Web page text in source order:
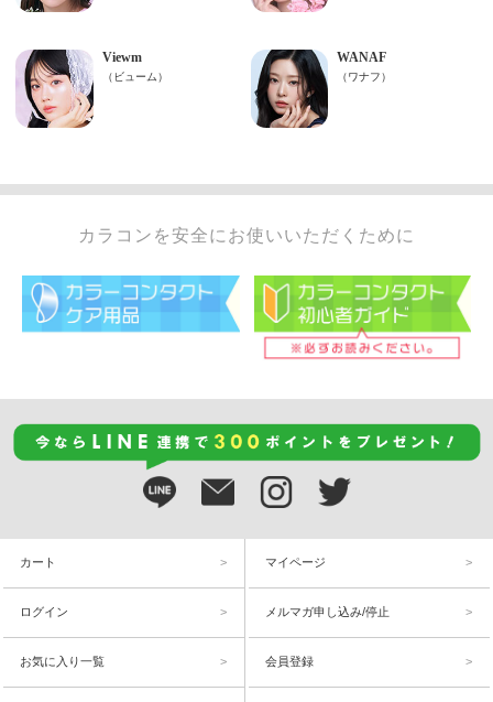
カラコンを安全にお使いいただくために
カート マイページ
ログイン メルマガ申し込み/停止
お気に入り一覧 会員登録